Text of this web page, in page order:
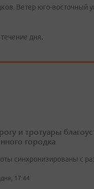
Ветер юго-восточный
дня.
и тротуары
городка
синхронизированы с
17:44